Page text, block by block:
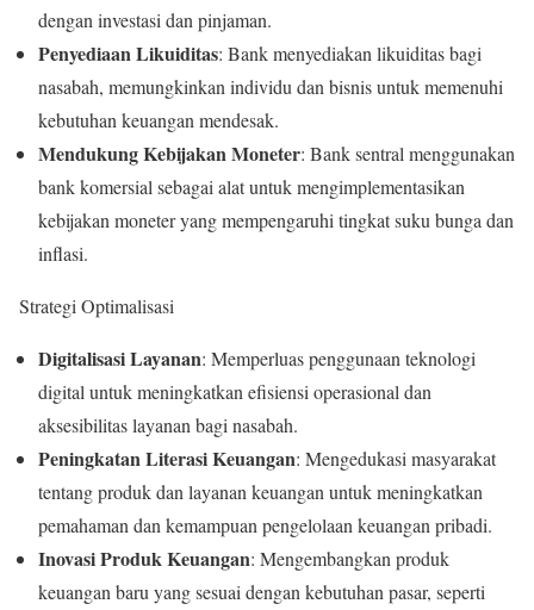
dengan investasi dan pinjaman.
Penyediaan Likuiditas: Bank menyediakan likuiditas bagi
nasabah, memungkinkan individu dan bisnis untuk memenuhi
kebutuhan keuangan mendesak.
Mendukung Kebijakan Moneter: Bank sentral menggunakan
bank komersial sebagai alat untuk mengimplementasikan
kebijakan moneter yang mempengaruhi tingkat suku bunga dan
inflasi.
Strategi Optimalisasi
Digitalisasi Layanan: Memperluas penggunaan teknologi
digital untuk meningkatkan efisiensi operasional dan
aksesibilitas layanan bagi nasabah.
Peningkatan Literasi Keuangan: Mengedukasi masyarakat
tentang produk dan layanan keuangan untuk meningkatkan
pemahaman dan kemampuan pengelolaan keuangan pribadi.
Inovasi Produk Keuangan: Mengembangkan produk
keuangan baru yang sesuai dengan kebutuhan pasar, seperti